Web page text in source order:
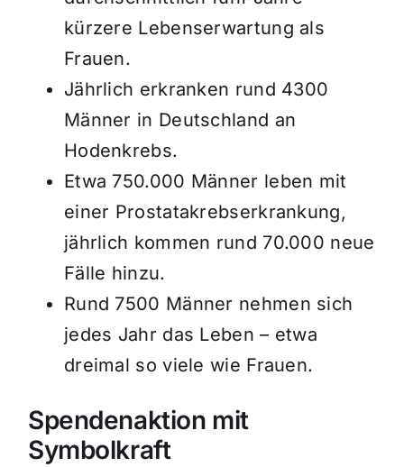
kürzere Lebenserwartung als
Frauen.
Jährlich erkranken rund 4300
Männer in Deutschland an
Hodenkrebs.
Etwa 750.000 Männer leben mit
einer Prostatakrebserkrankung,
jährlich kommen rund 70.000 neue
Fälle hinzu.
Rund 7500 Männer nehmen sich
jedes Jahr das Leben – etwa
dreimal so viele wie Frauen.
Spendenaktion mit
Symbolkraft